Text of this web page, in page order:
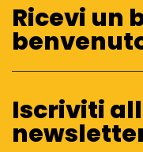
Ricevi un
Iscriviti